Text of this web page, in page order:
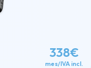
338€
mes/IVA incl.